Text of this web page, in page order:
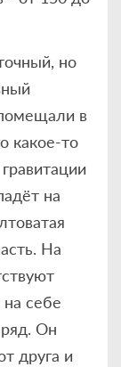
но
в
какое-то
на
На
себе
Он
друга и